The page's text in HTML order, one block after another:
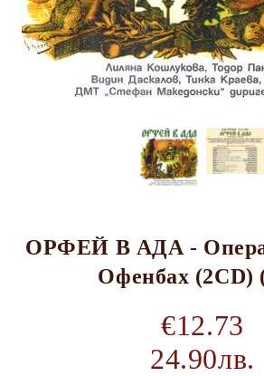
ОРФЕЙ В АДА -
Офенбах (2CD)
€12.73
24.90лв.